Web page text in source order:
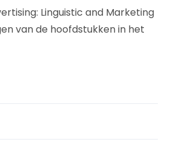
Linguistic and Marketing
van de hoofdstukken in het